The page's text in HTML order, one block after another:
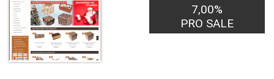
7,00%
PRO SALE